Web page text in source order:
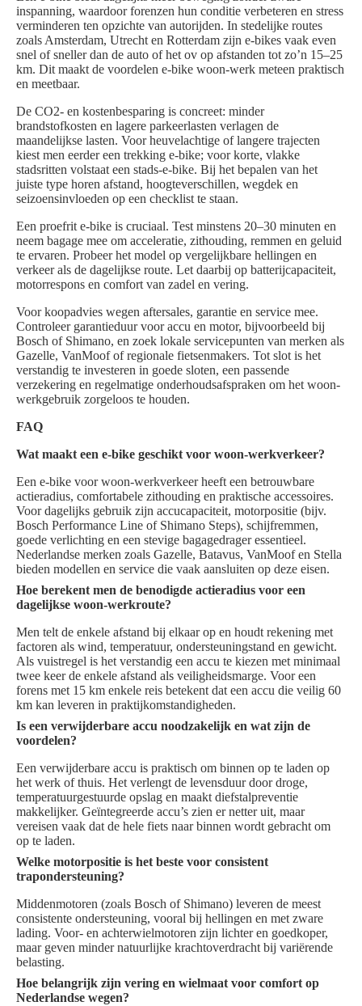
inspanning, waardoor forenzen hun conditie verbeteren en stress
verminderen ten opzichte van autorijden. In stedelijke routes
zoals Amsterdam, Utrecht en Rotterdam zijn e-bikes vaak even
snel of sneller dan de auto of het ov op afstanden tot zo’n 15–25
km. Dit maakt de voordelen e-bike woon-werk meteen praktisch
en meetbaar.
De CO2- en kostenbesparing is concreet: minder
brandstofkosten en lagere parkeerlasten verlagen de
maandelijkse lasten. Voor heuvelachtige of langere trajecten
kiest men eerder een trekking e-bike; voor korte, vlakke
stadsritten volstaat een stads-e-bike. Bij het bepalen van het
juiste type horen afstand, hoogteverschillen, wegdek en
seizoensinvloeden op een checklist te staan.
Een proefrit e-bike is cruciaal. Test minstens 20–30 minuten en
neem bagage mee om acceleratie, zithouding, remmen en geluid
te ervaren. Probeer het model op vergelijkbare hellingen en
verkeer als de dagelijkse route. Let daarbij op batterijcapaciteit,
motorrespons en comfort van zadel en vering.
Voor koopadvies wegen aftersales, garantie en service mee.
Controleer garantieduur voor accu en motor, bijvoorbeeld bij
Bosch of Shimano, en zoek lokale servicepunten van merken als
Gazelle, VanMoof of regionale fietsenmakers. Tot slot is het
verstandig te investeren in goede sloten, een passende
verzekering en regelmatige onderhoudsafspraken om het woon-
werkgebruik zorgeloos te houden.
FAQ
Wat maakt een e-bike geschikt voor woon-werkverkeer?
Een e-bike voor woon-werkverkeer heeft een betrouwbare
actieradius, comfortabele zithouding en praktische accessoires.
Voor dagelijks gebruik zijn accucapaciteit, motorpositie (bijv.
Bosch Performance Line of Shimano Steps), schijfremmen,
goede verlichting en een stevige bagagedrager essentieel.
Nederlandse merken zoals Gazelle, Batavus, VanMoof en Stella
bieden modellen en service die vaak aansluiten op deze eisen.
Hoe berekent men de benodigde actieradius voor een
dagelijkse woon-werkroute?
Men telt de enkele afstand bij elkaar op en houdt rekening met
factoren als wind, temperatuur, ondersteuningstand en gewicht.
Als vuistregel is het verstandig een accu te kiezen met minimaal
twee keer de enkele afstand als veiligheidsmarge. Voor een
forens met 15 km enkele reis betekent dat een accu die veilig 60
km kan leveren in praktijkomstandigheden.
Is een verwijderbare accu noodzakelijk en wat zijn de
voordelen?
Een verwijderbare accu is praktisch om binnen op te laden op
het werk of thuis. Het verlengt de levensduur door droge,
temperatuurgestuurde opslag en maakt diefstalpreventie
makkelijker. Geïntegreerde accu’s zien er netter uit, maar
vereisen vaak dat de hele fiets naar binnen wordt gebracht om
op te laden.
Welke motorpositie is het beste voor consistent
trapondersteuning?
Middenmotoren (zoals Bosch of Shimano) leveren de meest
consistente ondersteuning, vooral bij hellingen en met zware
lading. Voor- en achterwielmotoren zijn lichter en goedkoper,
maar geven minder natuurlijke krachtoverdracht bij variërende
belasting.
Hoe belangrijk zijn vering en wielmaat voor comfort op
Nederlandse wegen?